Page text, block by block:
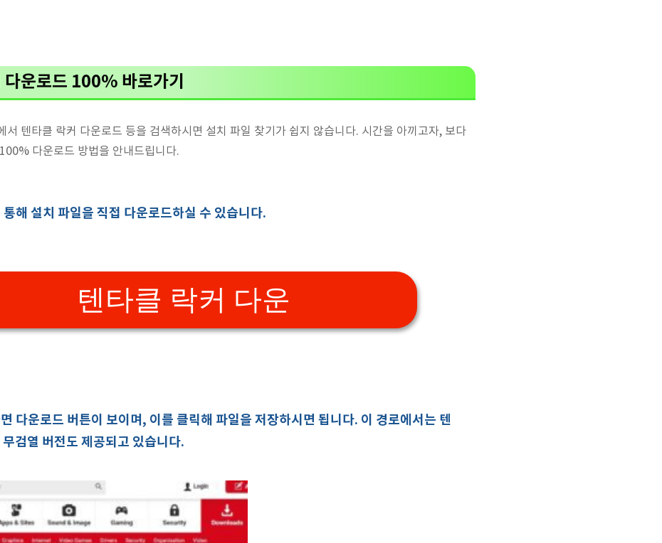
운로드 100% 바로가기
서 텐타클 락커 다운로드 등을 검색하시면 설치 파일 찾기가 쉽지 않습니다. 시간을 아끼고자, 보다
다운로드 방법을 안내드립니다.
해 설치 파일을 직접 다운로드하실 수 있습니다.
텐타클 락커 다운
다운로드 버튼이 보이며, 이를 클릭해 파일을 저장하시면 됩니다. 이 경로에서는 텐
검열 버전도 제공되고 있습니다.